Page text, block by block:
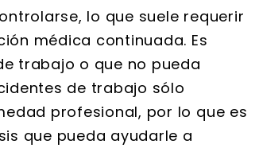
lo que suele requerir
médica continuada. Es
trabajo o que no pueda
de trabajo sólo
profesional, por lo que es
que pueda ayudarle a